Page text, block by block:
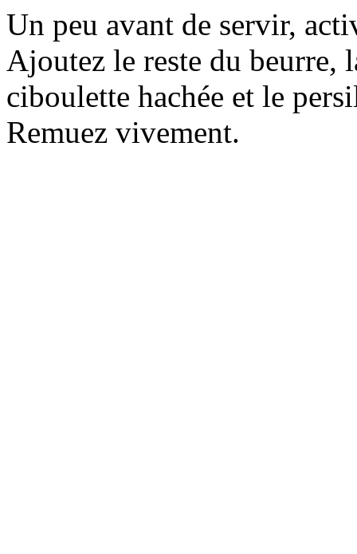
Un peu avant de servir,
Ajoutez le reste du beurre,
ciboulette hachée et le
Remuez vivement.